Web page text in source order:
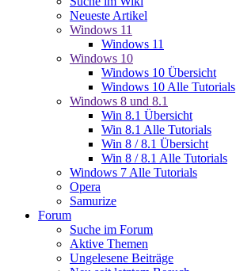
Neueste Artikel
Windows 11
Windows 11
Windows 10
Windows 10 Übersicht
Windows 10 Alle Tutorials
Windows 8 und 8.1
Win 8.1 Übersicht
Win 8.1 Alle Tutorials
Win 8 / 8.1 Übersicht
Win 8 / 8.1 Alle Tutorials
Windows 7 Alle Tutorials
Opera
Samurize
Forum
Suche im Forum
Aktive Themen
Ungelesene Beiträge